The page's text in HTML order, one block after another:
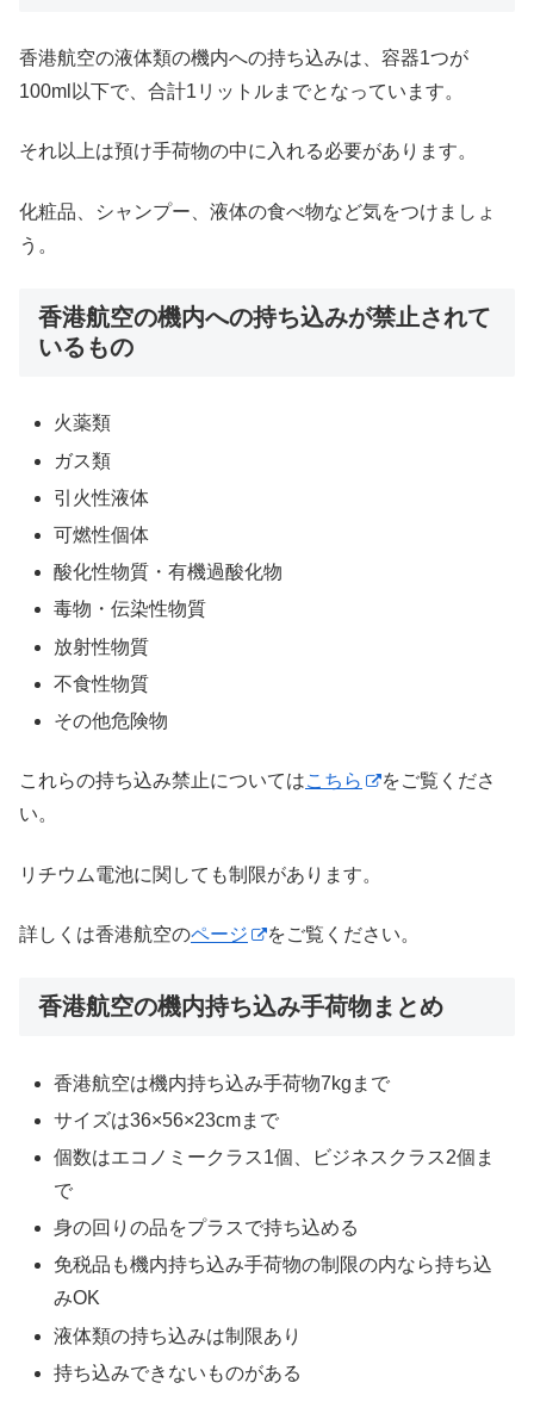
香港航空の液体類の機内への持ち込みは、容器1つが
100ml以下で、合計1リットルまでとなっています。
それ以上は預け手荷物の中に入れる必要があります。
化粧品、シャンプー、液体の食べ物など気をつけましょ
う。
香港航空の機内への持ち込みが禁止されて
いるもの
火薬類
ガス類
引火性液体
可燃性個体
酸化性物質・有機過酸化物
毒物・伝染性物質
放射性物質
不食性物質
その他危険物
これらの持ち込み禁止についてはこちら
をご覧くださ
い。
リチウム電池に関しても制限があります。
詳しくは香港航空のページ をご覧ください。
香港航空の機内持ち込み手荷物まとめ
香港航空は機内持ち込み手荷物7kgまで
サイズは36×56×23cmまで
個数はエコノミークラス1個、ビジネスクラス2個ま
で
身の回りの品をプラスで持ち込める
免税品も機内持ち込み手荷物の制限の内なら持ち込
みOK
液体類の持ち込みは制限あり
持ち込みできないものがある